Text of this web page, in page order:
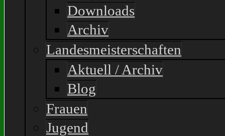
Downloads
Archiv
Landesmeisterschaften
Aktuell / Archiv
Blog
Frauen
Jugend